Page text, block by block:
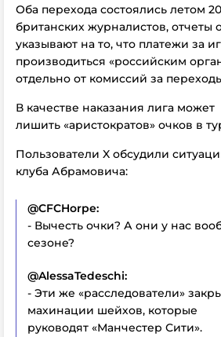
Оба перехода состоялись летом
британских журналистов, отчеты
указывают на то, что платежи за
производиться «российским
отдельно от комиссий за
В качестве наказания лига может
лишить «аристократов» очков в
Пользователи X обсудили
клуба Абрамовича:
@CFCHorpe:
- Вычесть очки? А они у нас
сезоне?
@AlessaTedeschi:
- Эти же «расследователи»
махинации шейхов, которые
руководят «Манчестер Сити».